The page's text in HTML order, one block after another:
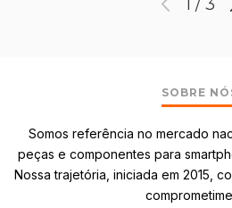
1 / 3
SOBRE
Somos referência no mercado
peças e componentes para
Nossa trajetória, iniciada em 2015,